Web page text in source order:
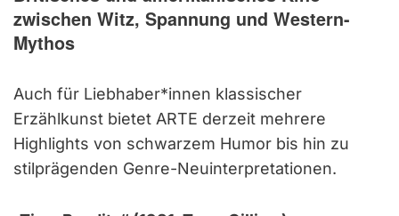
zwischen Witz, Spannung und Western-
Mythos
Auch für Liebhaber*innen klassischer
Erzählkunst bietet ARTE derzeit mehrere
Highlights von schwarzem Humor bis hin zu
stilprägenden Genre-Neuinterpretationen.